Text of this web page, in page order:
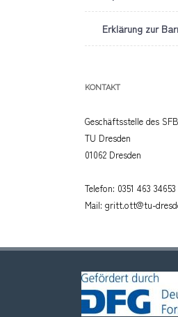
Erklärung zur
KONTAKT
Geschäftsstelle des
TU Dresden
01062 Dresden
Telefon: 0351 463 34653
Mail: gritt.ott@tu-